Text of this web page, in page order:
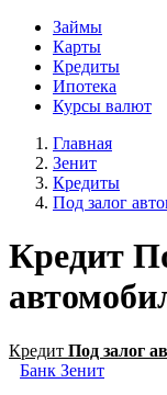
Займы
Карты
Кредиты
Ипотека
Курсы валют
Главная
Зенит
Кредиты
Под залог
Кредит
Кредит Под залог
Банк Зенит